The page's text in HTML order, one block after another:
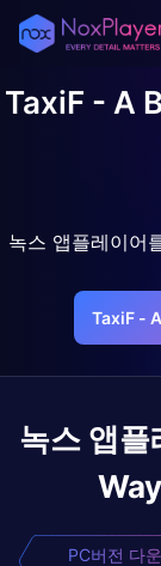
TaxiF - A
녹스 앱플레이어
TaxiF -
녹스 앱플
PC버전 다